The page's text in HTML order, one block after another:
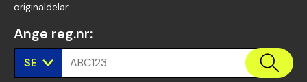
originaldelar.
Ange reg.nr:
SE ABC123